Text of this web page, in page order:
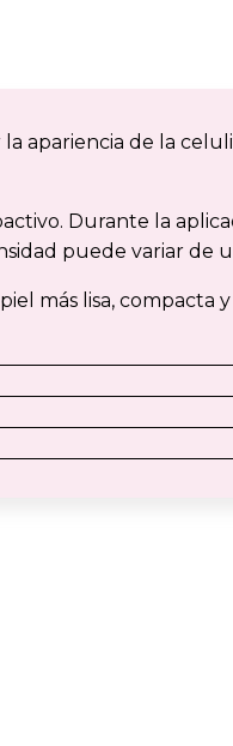
apariencia de la
Durante la
puede variar de
más lisa, compacta